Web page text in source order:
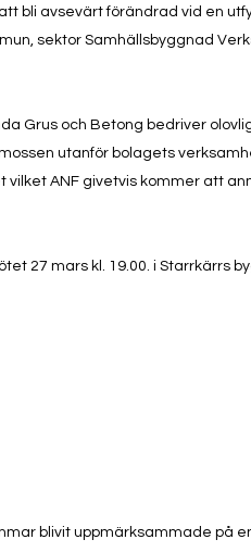
bli avsevärt förändrad vid en
sektor Samhällsbyggnad
Grus och Betong bedriver
utanför bolagets
ANF givetvis kommer att
27 mars kl. 19.00. i Starrkärrs
blivit uppmärksammade på